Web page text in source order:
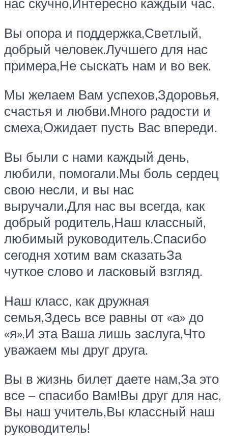
Вы опора и поддержка,Светлый,
добрый человек.Лучшего для нас
примера,Не сыскать нам и во век.
Мы желаем Вам успехов,Здоровья,
счастья и любви.Много радости и
смеха,Ожидает пусть Вас впереди.
Вы были с нами каждый день,
любили, помогали.Мы боль сердец
свою несли, и вы нас
выручали.Для нас вы всегда, как
добрый родитель,Наш классный,
любимый руководитель.Спасибо
сегодня хотим вам сказатьЗа
чуткое слово и ласковый взгляд.
Наш класс, как дружная
семья,Здесь все равны от «а» до
«я».И эта Ваша лишь заслуга,Что
уважаем мы друг друга.
Вы в жизнь билет даете нам,За это
все – спасибо Вам!Вы друг для нас,
Вы наш учитель,Вы классный наш
руководитель!